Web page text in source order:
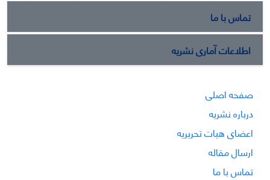
تماس با ما
اطلاعات آماری نشریه
صفحه اصلی
درباره نشریه
اعضای هیات تحریریه
ارسال مقاله
تماس با ما